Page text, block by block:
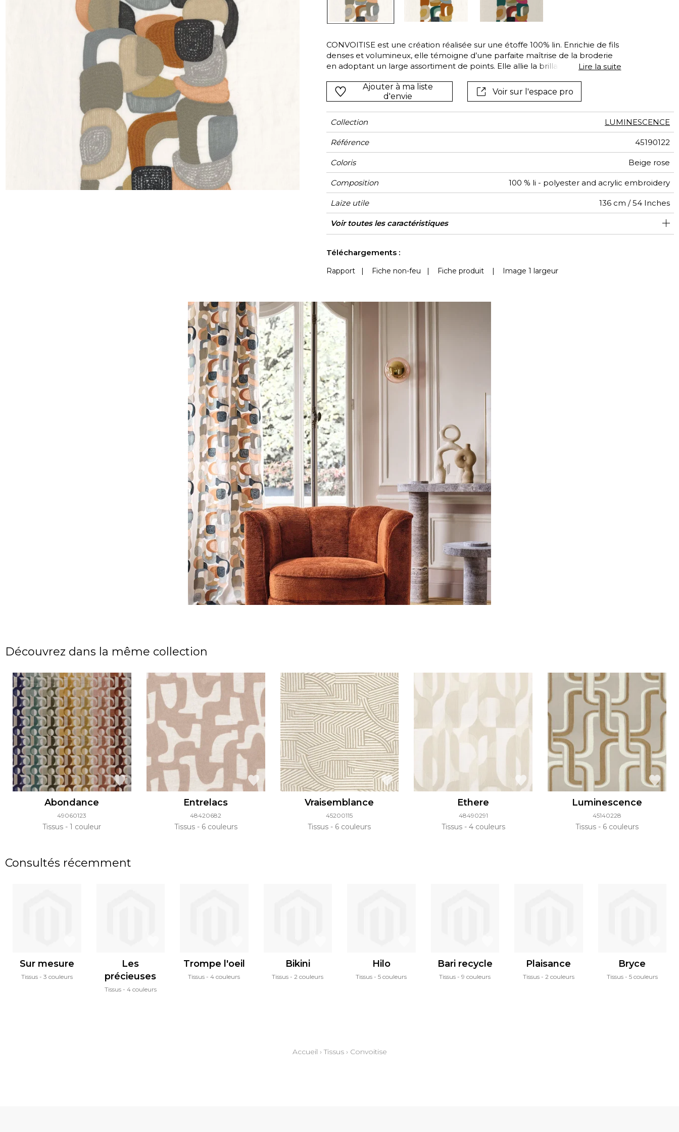
Soie
Velours
Rose
Vert
Violet
CONVOITISE est une création réalisée sur une étoffe 100% lin. Enrichie de fils
denses et volumineux, elle témoigne d’une parfaite maîtrise de la broderie
en adoptant un large assortiment de points. Elle allie la brillance du
boucles suggérant l’art du crochet et ordonne les formes en rayures
harmonieuses. En mariant le lin à des ornements brodés, CONVOITISE
CONVOITISE existe en trois versions : écru, céladon et multicolore.
Lire la suite
Ajouter à ma liste
d'envie
Voir sur l'espace pro
Collection LUMINESCENCE
Référence 45190122
Coloris Beige rose
Composition 100 % li - polyester and acrylic embroidery
Laize utile 136 cm / 54 Inches
Raccord Raccord droit
Sens De large
Poids g/m² 337
Performance
Accoustique
aw - 0.15
Usage
Entretien
Pays d'origine Inde
Rapport Horizontal 46 cm / 18 Inches
Rapport Vertical 58 cm / 23 Inches
Voir toutes les caractéristiques
Téléchargements :
Rapport| Fiche non-feu Fiche produit Image 1 largeur
Découvrez dans la même collection
Abondance
49060123
Tissus 1 couleur
Entrelacs
48420682
Tissus 6 couleurs
Vraisemblance
45200115
Tissus 6 couleurs
Ethere
48490291
Tissus 4 couleurs
Luminescence
45140228
Tissus 6 couleurs
Consultés récemment
Sur mesure
Tissus 3 couleurs
Les
précieuses
Tissus 4 couleurs
Trompe l'oeil
Tissus 4 couleurs
Bikini
Tissus 2 couleurs
Hilo
Tissus 5 couleurs
Bari recycle
Tissus 9 couleurs
Plaisance
Tissus 2 couleurs
Bryce
Tissus 5 couleurs
Accueil ›Tissus› Convoitise